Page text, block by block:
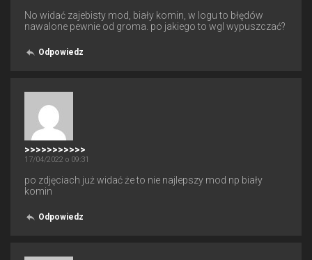
No widać zajebisty mod, biały komin, w logu to błędów
nawalone pewnie od groma. po jakiego to wgl wypuszczać?
Odpowiedz
>>>>>>>>>>>
17/04/2022 o 09:31
po zdjęciach już widać że to nie najlepszy mod np biały
komin
Odpowiedz